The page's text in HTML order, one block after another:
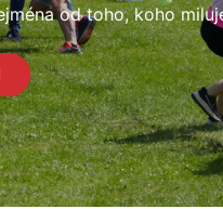
od toho, koho